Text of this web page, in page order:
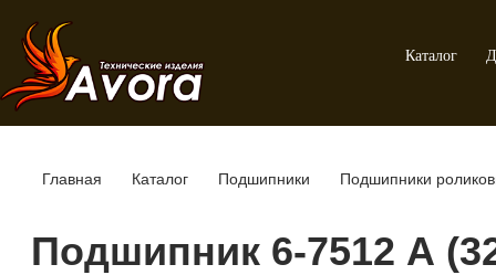
Каталог
Главная Каталог Подшипники Подшипники
Подшипник 6-7512 А